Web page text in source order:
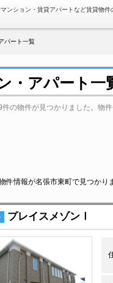
ンション・賃貸アパートなど賃貸物件
パート一覧
・アパート一
の物件が見つかりました。物
件情報が名張市東町で見つかり
プレイスメゾンⅠ